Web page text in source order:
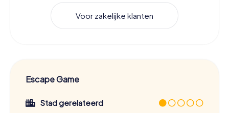
Voor zakelijke klanten
Escape Game
Stad gerelateerd